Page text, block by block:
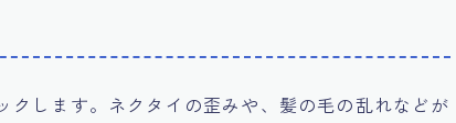
します。ネクタイの歪みや、髪の毛の乱れなどが